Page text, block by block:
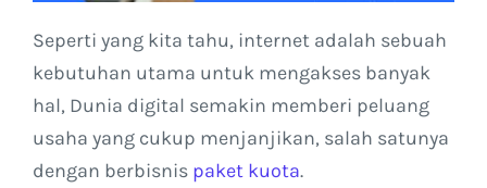
Seperti yang kita tahu, internet adalah sebuah
kebutuhan utama untuk mengakses banyak
hal, Dunia digital semakin memberi peluang
usaha yang cukup menjanjikan, salah satunya
dengan berbisnis paket kuota.